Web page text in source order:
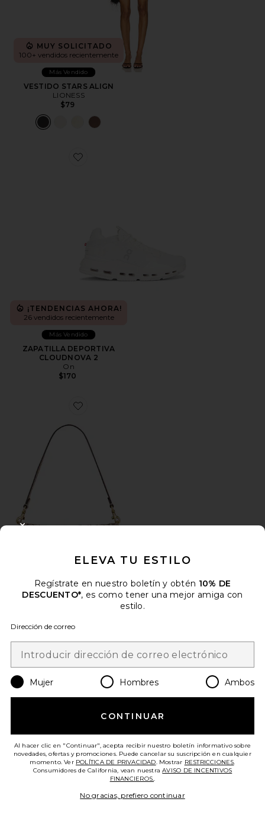
MUY SOLICITADO
100+ vendidos recientemente
Más Vendido
VESTIDO STARS ALIGN
LIONESS
$79
Favorite ZAPATILLA DEPORTIVA CLOUDNOVA 2
¡TENDENCIAS AHORA!
26 vendidos recientemente
Más Vendido
ZAPATILLA DEPORTIVA
CLOUDNOVA 2
On
$170
Favorite BOLSO DE HOMBRO DE 66 CM CRYSTAL
BOLSO DE HOMBRO DE 66 CM
CRYSTAL SIGNATURE SOFT
Coach
Favorite CHANCLAS
ELEVA TU ESTILO
Regístrate en nuestro boletín y obtén 10% DE
DESCUENTO*, es como tener una mejor amiga con
estilo.
Dirección de correo
Mujer Hombres Ambos
CONTINUAR
Al hacer clic en "Continuar", acepta recibir nuestro boletín informativo sobre
novedades, ofertas y promociones. Puede cancelar su suscripción en cualquier
momento. Ver POLÍTICA DE PRIVACIDAD. Mostrar RESTRICCIONES.
Consumidores de California, vean nuestraAVISO DE INCENTIVOS
FINANCIEROS..
No gracias, prefiero continuar